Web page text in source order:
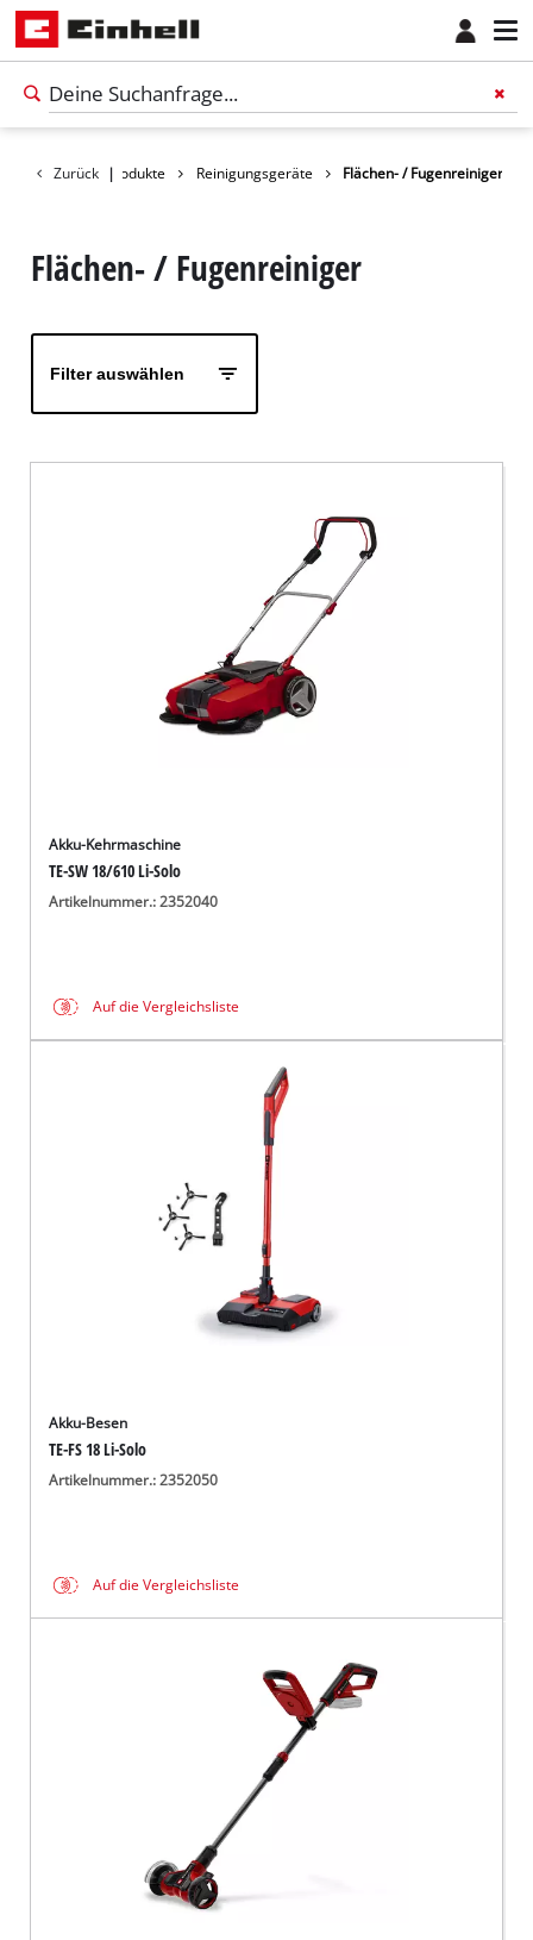
Zurück |Produkte Reinigungsgeräte Flächen- / Fugenreiniger
Flächen- / Fugenreiniger
Filter auswählen
Akku-Kehrmaschine
TE-SW 18/610 Li-Solo
Artikelnummer.: 2352040
Auf die Vergleichsliste
Akku-Besen
TE-FS 18 Li-Solo
Artikelnummer.: 2352050
Auf die Vergleichsliste